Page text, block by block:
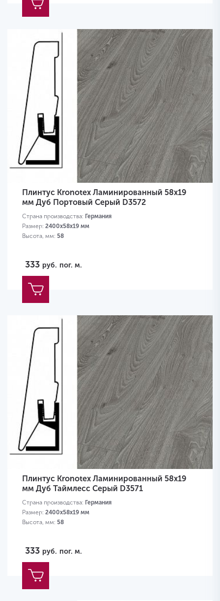
Плинтус Kronotex Ламинированный 58х19
мм Дуб Портовый Серый D3572
Страна производства: Германия
Размер: 2400х58х19 мм
Высота, мм: 58
333 руб. пог. м.
Плинтус Kronotex Ламинированный 58х19
мм Дуб Таймлесс Серый D3571
Страна производства: Германия
Размер: 2400х58х19 мм
Высота, мм: 58
333 руб. пог. м.